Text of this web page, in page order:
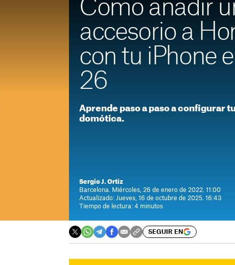
Cómo añadir
accesorio a
con tu iPhone
26
Aprende paso a paso a configurar
domótica.
Sergio J. Ortiz
Barcelona. Miércoles, 26 de enero de 2022. 11:00
Actualizado: Jueves, 16 de octubre de 2025. 16:43
Tiempo de lectura: 4 minutos
SEGUIR EN